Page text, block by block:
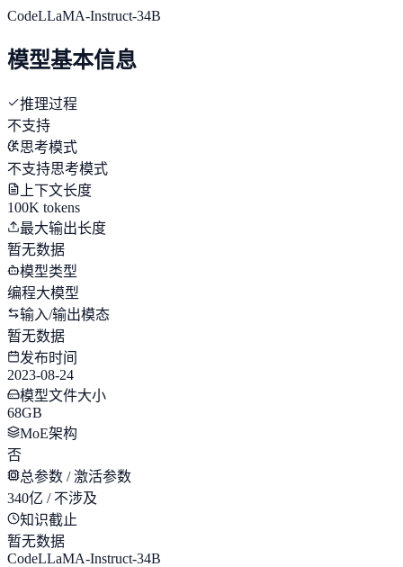
CodeLLaMA-Instruct-34B
模型基本信息
推理过程
不支持
思考模式
不支持思考模式
上下文长度
100K tokens
最大输出长度
暂无数据
模型类型
编程大模型
输入/输出模态
暂无数据
发布时间
2023-08-24
模型文件大小
68GB
MoE架构
否
总参数 / 激活参数
340亿 / 不涉及
知识截止
暂无数据
CodeLLaMA-Instruct-34B